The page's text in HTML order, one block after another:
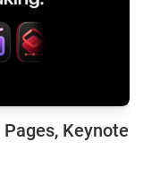
Keynote